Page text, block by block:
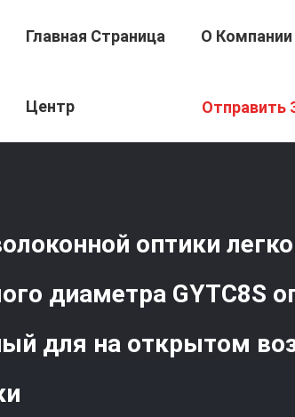
Главная Страница О Компании
Центр Отправить
Установки
оптики
диаметра GYTC8S
для на открытом